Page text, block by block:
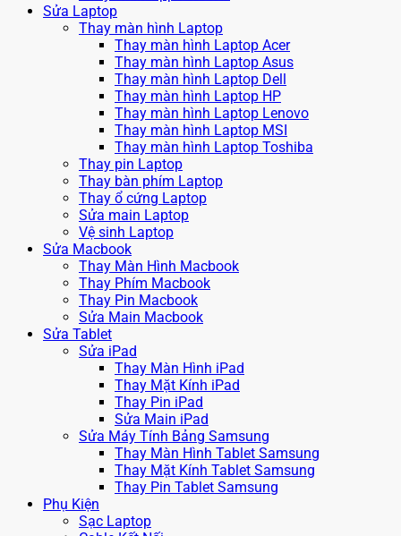
Sửa Laptop
Thay màn hình Laptop
Thay màn hình Laptop Acer
Thay màn hình Laptop Asus
Thay màn hình Laptop Dell
Thay màn hình Laptop HP
Thay màn hình Laptop Lenovo
Thay màn hình Laptop MSI
Thay màn hình Laptop Toshiba
Thay pin Laptop
Thay bàn phím Laptop
Thay ổ cứng Laptop
Sửa main Laptop
Vệ sinh Laptop
Sửa Macbook
Thay Màn Hình Macbook
Thay Phím Macbook
Thay Pin Macbook
Sửa Main Macbook
Sửa Tablet
Sửa iPad
Thay Màn Hình iPad
Thay Mặt Kính iPad
Thay Pin iPad
Sửa Main iPad
Sửa Máy Tính Bảng Samsung
Thay Màn Hình Tablet Samsung
Thay Mặt Kính Tablet Samsung
Thay Pin Tablet Samsung
Phụ Kiện
Sạc Laptop